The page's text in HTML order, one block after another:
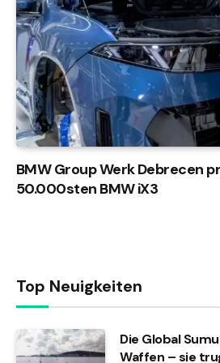
BMW Group Werk Debrecen
50.000sten BMW iX3
Top Neuigkeiten
Die Global
Waffen – sie